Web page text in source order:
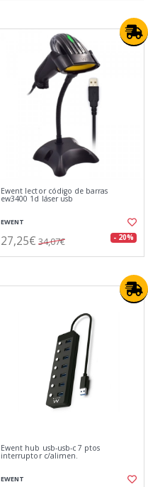
Ewent lector código de barras
ew3400 1d láser usb
EWENT
27,25€ 34,07€ - 20%
Ewent hub usb-usb-c 7 ptos
interruptor c/alimen.
EWENT